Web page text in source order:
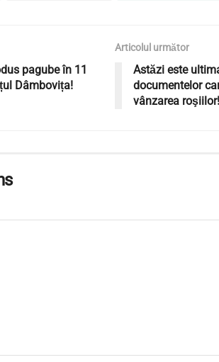
pagube în 11
Dâmbovița!
Articolul următor
Astăzi este
documentelor
vânzarea roşiilor!